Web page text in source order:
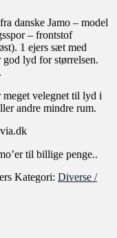
danske Jamo – model
– frontstof
1 ejers sæt med
lyd for størrelsen.
velegnet til lyd i
andre mindre rum.
til billige penge..
Kategori: Diverse /